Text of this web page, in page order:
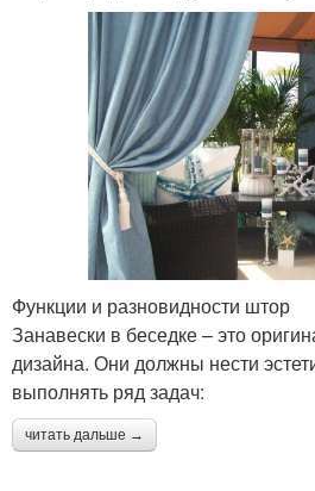
Функции и разновидности штор
Занавески в беседке – это
дизайна. Они должны нести
выполнять ряд задач:
читать дальше →